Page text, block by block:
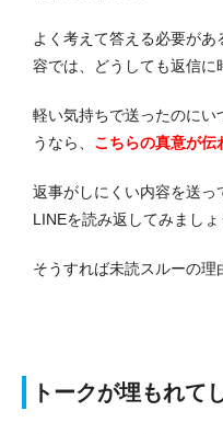
よく考えて答える必要が
容では、どうしても返信に
軽い気持ちで送ったのにい
うなら、 こちらの真意が伝
返事がしにくい内容を送っ
LINEを読み返してみましょ
そうすれば未読スルーの理
トークが埋もれて